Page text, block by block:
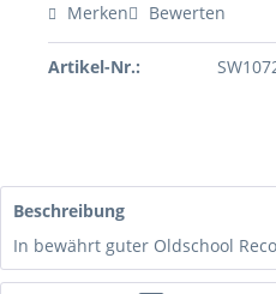
Merken Bewerten
Artikel-Nr.:
Beschreibung
In bewährt guter Oldschool